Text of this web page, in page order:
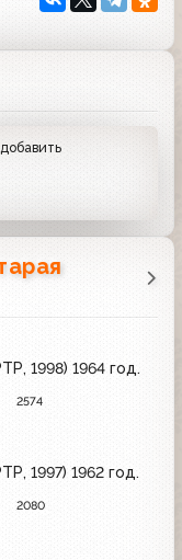
1998) 1964 год.
2574
1997) 1962 год.
2080